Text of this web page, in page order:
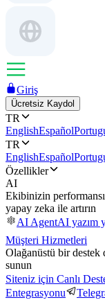
Giriş
Ücretsiz Kaydol
TR
EnglishEspañol
TR
EnglishEspañol
Özellikler
AI
Ekibinizin
yapay zeka ile artırın
AI AgentAI yazım
Müşteri Hizmetleri
Olağanüstü bir destek
sunun
Siteniz için Canlı
Entegrasyonu